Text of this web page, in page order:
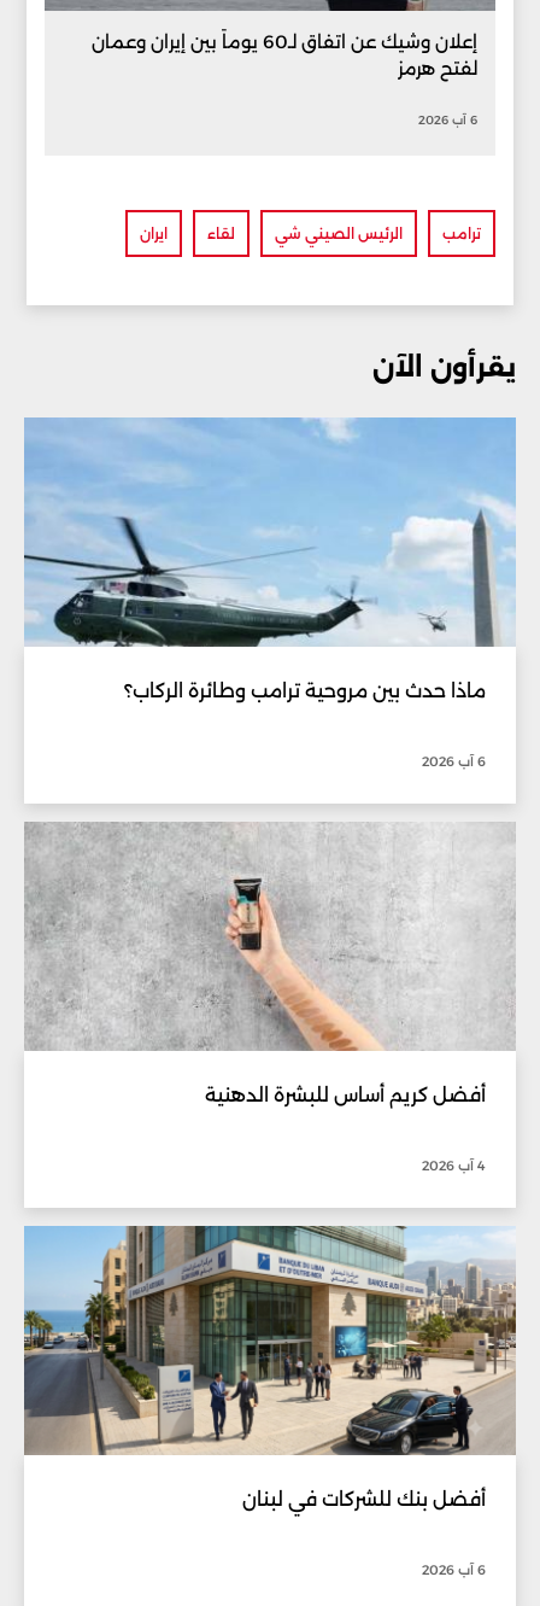
إعلان وشيك عن اتفاق لـ60 يوماً بين إيران وعمان
لفتح هرمز
6 آب 2026
ترامب الرئيس الصيني شي لقاء ايران
يقرأون الآن
ماذا حدث بين مروحية ترامب وطائرة الركاب؟
6 آب 2026
أفضل كريم أساس للبشرة الدهنية
4 آب 2026
أفضل بنك للشركات في لبنان
6 آب 2026